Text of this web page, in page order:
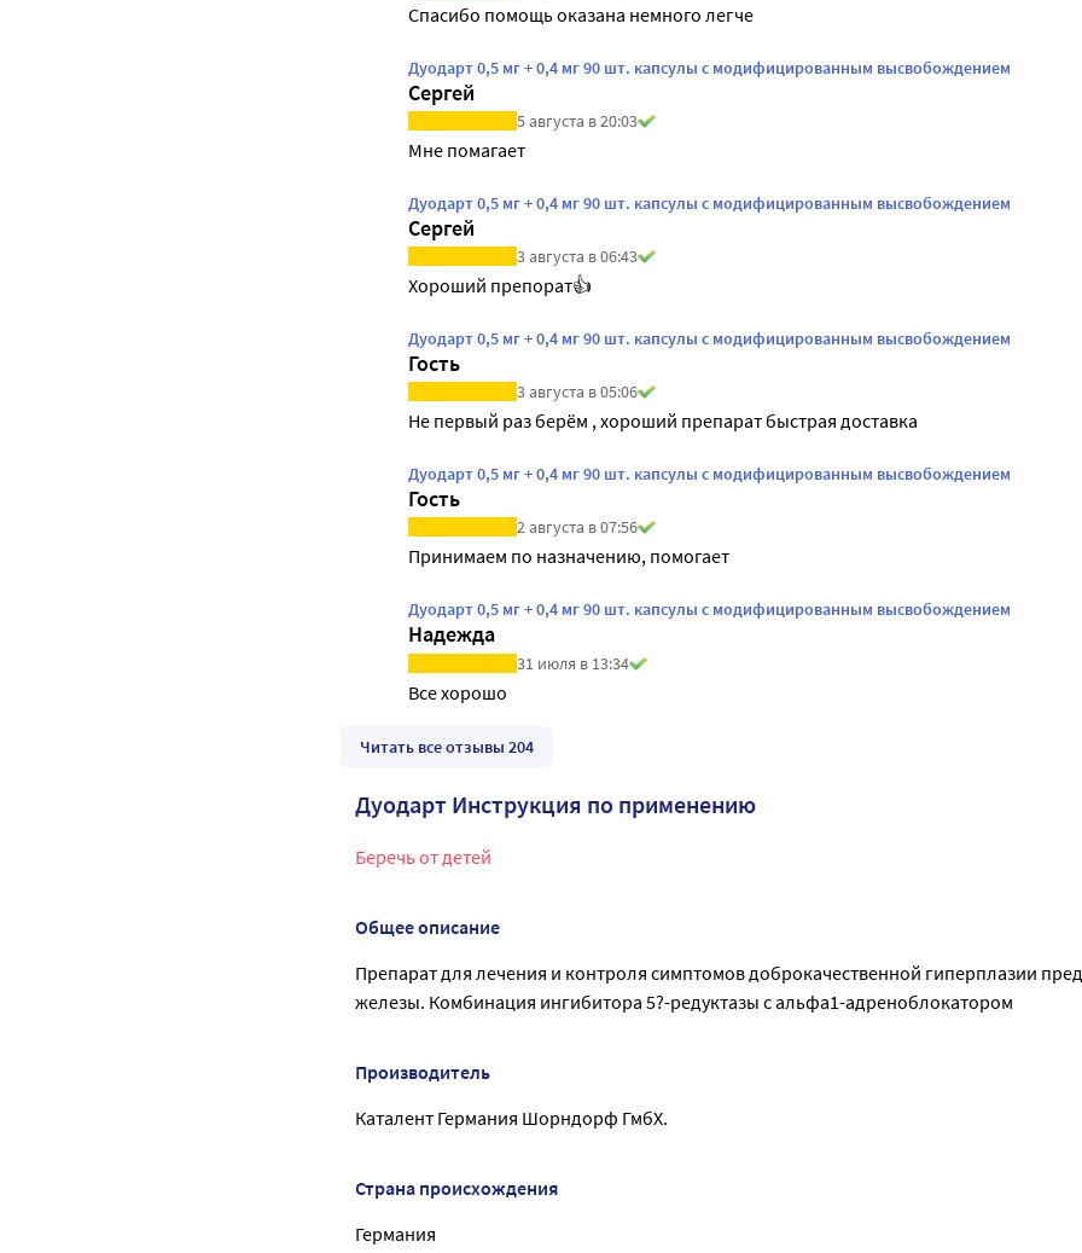
Спасибо помощь оказана немного легче
Дуодарт 0,5 мг + 0,4 мг 90 шт. капсулы с модифицированным высвобождением
Сергей
5 августа в 20:03
Мне помагает
Дуодарт 0,5 мг + 0,4 мг 90 шт. капсулы с модифицированным высвобождением
Сергей
3 августа в 06:43
Хороший препорат👍
Дуодарт 0,5 мг + 0,4 мг 90 шт. капсулы с модифицированным высвобождением
Гость
3 августа в 05:06
Не первый раз берём , хороший препарат быстрая доставка
Дуодарт 0,5 мг + 0,4 мг 90 шт. капсулы с модифицированным высвобождением
Гость
2 августа в 07:56
Принимаем по назначению, помогает
Дуодарт 0,5 мг + 0,4 мг 90 шт. капсулы с модифицированным высвобождением
Надежда
31 июля в 13:34
Все хорошо
Читать все отзывы 204
Дуодарт Инструкция по применению
Беречь от детей
Общее описание
Препарат для лечения и контроля симптомов доброкачественной гиперплазии
железы. Комбинация ингибитора 5?-редуктазы с альфа1-адреноблокатором
Производитель
Каталент Германия Шорндорф ГмбХ.
Страна происхождения
Германия